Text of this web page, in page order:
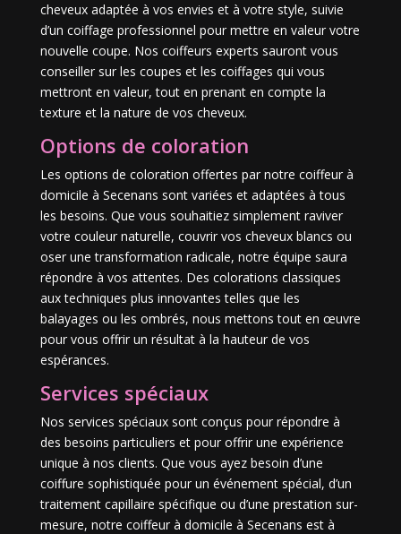
cheveux adaptée à vos envies et à votre style, suivie
d’un coiffage professionnel pour mettre en valeur votre
nouvelle coupe. Nos coiffeurs experts sauront vous
conseiller sur les coupes et les coiffages qui vous
mettront en valeur, tout en prenant en compte la
texture et la nature de vos cheveux.
Options de coloration
Les options de coloration offertes par notre coiffeur à
domicile à Secenans sont variées et adaptées à tous
les besoins. Que vous souhaitiez simplement raviver
votre couleur naturelle, couvrir vos cheveux blancs ou
oser une transformation radicale, notre équipe saura
répondre à vos attentes. Des colorations classiques
aux techniques plus innovantes telles que les
balayages ou les ombrés, nous mettons tout en œuvre
pour vous offrir un résultat à la hauteur de vos
espérances.
Services spéciaux
Nos services spéciaux sont conçus pour répondre à
des besoins particuliers et pour offrir une expérience
unique à nos clients. Que vous ayez besoin d’une
coiffure sophistiquée pour un événement spécial, d’un
traitement capillaire spécifique ou d’une prestation sur-
mesure, notre coiffeur à domicile à Secenans est à